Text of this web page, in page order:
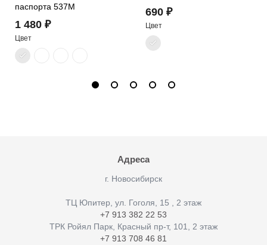
паспорта 537M
1 480 ₽
Цвет
690 ₽
Цвет
Адреса
г. Новосибирск
ТЦ Юпитер, ул. Гоголя, 15 , 2 этаж
+7 913 382 22 53
ТРК Ройял Парк, Красный пр-т, 101, 2 этаж
+7 913 708 46 81